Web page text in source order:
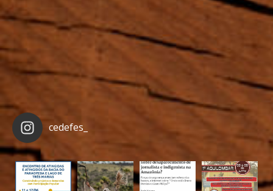
cedefes_